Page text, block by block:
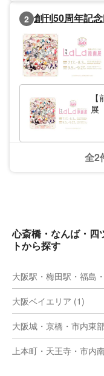
2 創刊50周年記
展
全2
心斎橋・なんば・四
トから探す
大阪駅・梅田駅・福島
大阪ベイエリア (1)
大阪城・京橋・市内東
上本町・天王寺・市内